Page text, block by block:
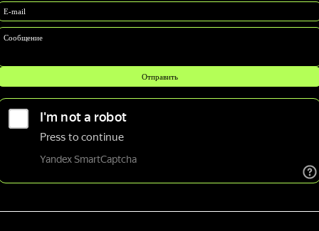
E-mail
Сообщение